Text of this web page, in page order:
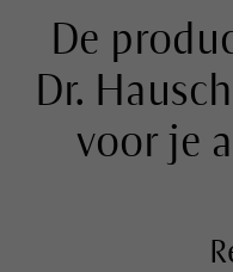
De
Dr.
voor je